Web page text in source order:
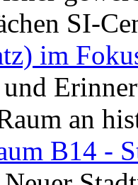
SI-
im
und
an
B14 -